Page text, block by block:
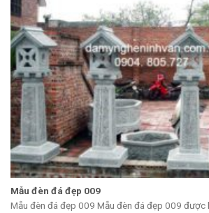
Mẫu đèn đá đẹp 009
Mẫu đèn đá đẹp 009 Mẫu đèn đá đẹp 009 được